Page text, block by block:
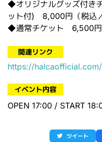
◆オリジナルグッズ付き
ット付) 8,000円（税込
◆通常チケット 6,500円
関連リンク
https://
イベント内容
OPEN 17:00 / START
ツイート